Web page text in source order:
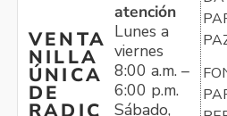
VENTA
NILLA
ÚNICA
DE
RADIC
atención
Lunes a
viernes
8:00 a.m. –
6:00 p.m.
Sábado,